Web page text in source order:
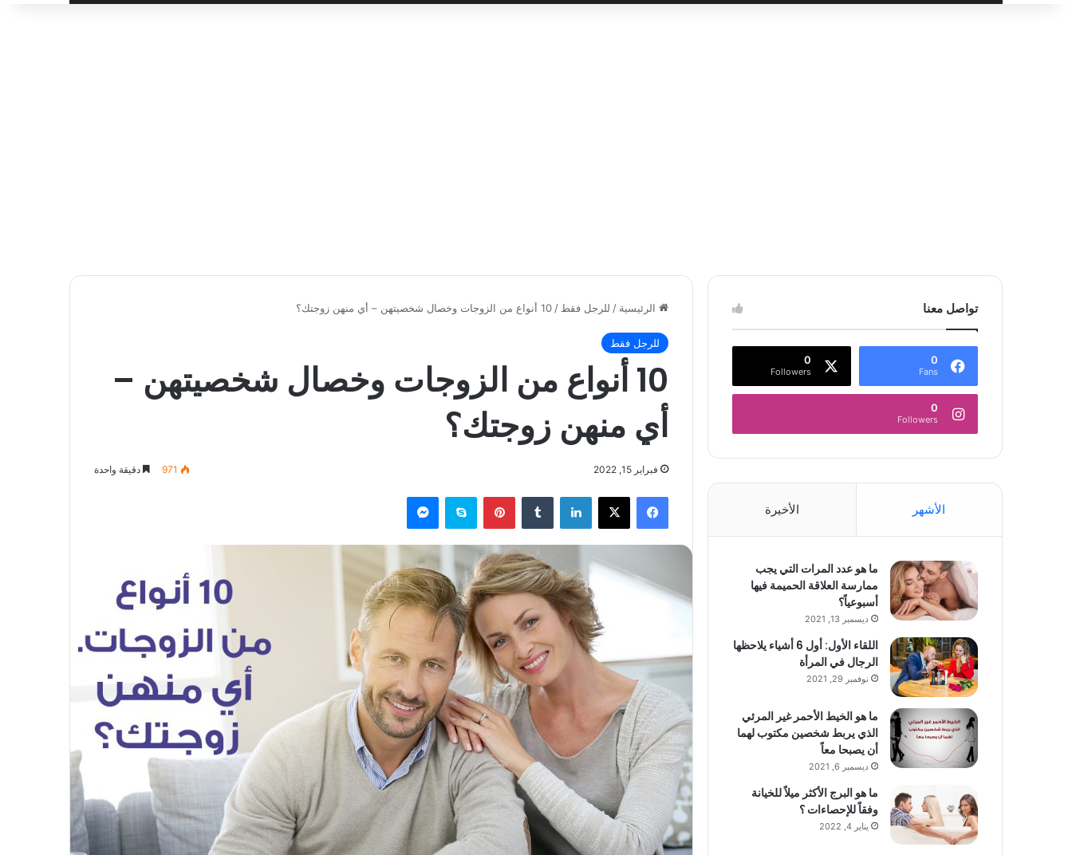
عن
الرئيسية / للرجل فقط / 10 أنواع من الزوجات وخصال شخصيتهن – أي منهن زوجتك؟
للرجل فقط
10 أنواع من الزوجات وخصال شخصيتهن –
أي منهن زوجتك؟
فبراير 15, 2022 971 دقيقة واحدة
فيسبوك X لينكدإن بينتيريستسكايب ماسنجر
تواصل معنا
0
Fans
0
Followers
0
Followers
الأشهر الأخيرة
ما هو عدد المرات التي يجب
ممارسة العلاقة الحميمة فيها
أسبوعياً؟
ديسمبر 13, 2021
اللقاء الأول: أول 6 أشياء يلاحظها
الرجال في المرأة
نوفمبر 29, 2021
ما هو الخيط الأحمر غير المرئي
الذي يربط شخصين مكتوب لهما
أن يصبحا معاً
ديسمبر 6, 2021
ما هو البرج الأكثر ميلاً للخيانة
وفقاً للإحصاءات ؟
يناير 4, 2022